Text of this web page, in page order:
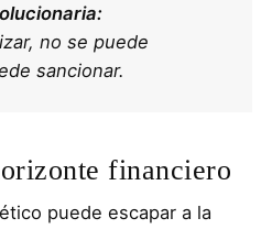
no se puede
sancionar.
financiero
puede escapar a la